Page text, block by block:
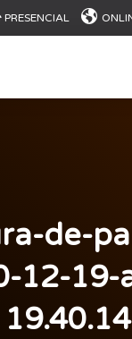
PRESENCIAL
de-
12-19-
19.40.14